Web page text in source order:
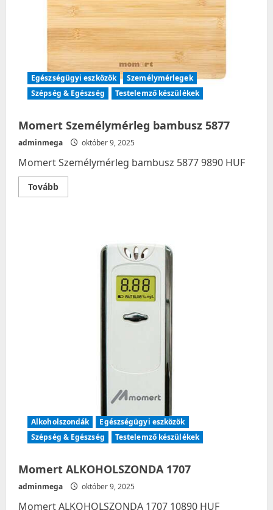
Egészségügyi eszközök
Személymérlegek
Szépség & Egészség
Testelemző készülékek
Momert Személymérleg bambusz 5877
adminmega október 9, 2025
Momert Személymérleg bambusz 5877 9890 HUF
TovábbRead
more
Alkoholszondák
Egészségügyi eszközök
Szépség & Egészség
Testelemző készülékek
Momert ALKOHOLSZONDA 1707
adminmega október 9, 2025
Momert ALKOHOLSZONDA 1707 10890 HUF